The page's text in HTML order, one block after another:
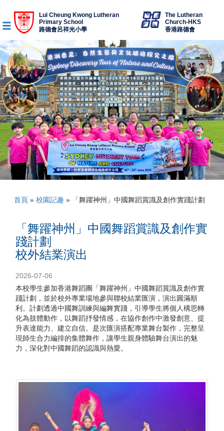
Lui Cheung Kwong Lutheran
Primary School
路德會呂祥光小學
The Lutheran
Church-HKS
香港路德會
首頁» 校園記趣 » 「舞躍神州」中國舞蹈賞識及創作實踐計劃
「舞躍神州」中國舞蹈賞識及創作實
踐計劃
校外結業演出
2026-07-06
本校學生參加香港舞蹈團「舞躍神州」中國舞蹈賞識及創作實
踐計劃，並於校外專業場地參與聯校結業匯演，演出圓滿順
利。計劃透過中國舞訓練與編舞實踐，引導學生將個人構思轉
化為肢體動作，以舞蹈抒發情感，在協作創作中激發創意、提
升表達能力、建立自信。是次匯演搭配專業舞台製作，完整呈
現師生合力編排的集體舞作，讓學生親身體驗舞台演出的魅
力，深化對中國舞蹈的認識與熱愛。